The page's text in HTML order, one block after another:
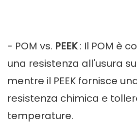
- POM vs. PEEK: Il POM è
una resistenza all'usura
mentre il PEEK fornisce
resistenza chimica e
temperature.